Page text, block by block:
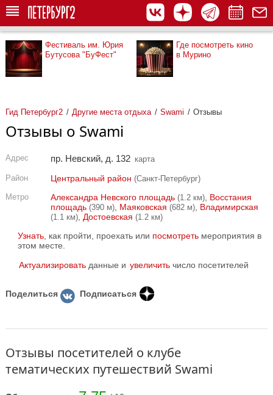
Фестиваль им. Юрия
Бутусова "БуФест"
Где посмотреть кино
в Мурино
Гид Петербург2 Другие места отдыха Swami Отзывы
Отзывы о Swami
Адрес пр. Невский, д. 132 карта
Район Центральный район (Санкт-Петербург)
Метро
Александра Невского площадь (1.2 км), Восстания
площадь (390 м), Маяковская (682 м), Владимирская
(1.1 км), Достоевская (1.2 км)
Узнать , как пройти, проехать или посмотреть мероприятия в
этом месте.
Актуализировать данные и увеличить число посетителей
Поделиться Подписаться
Отзывы посетителей о клубе
тематических путешествий Swami